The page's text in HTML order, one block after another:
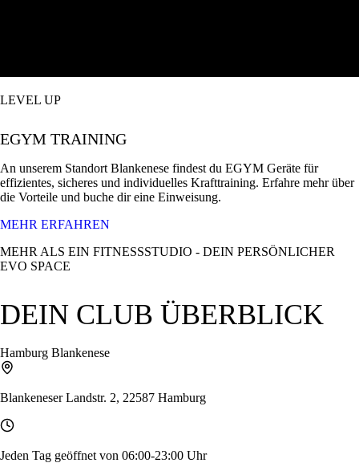
LEVEL UP
EGYM TRAINING
An unserem Standort Blankenese findest du EGYM Geräte für
effizientes, sicheres und individuelles Krafttraining. Erfahre mehr über
die Vorteile und buche dir eine Einweisung.
MEHR ERFAHREN
MEHR ALS EIN FITNESSSTUDIO - DEIN PERSÖNLICHER
EVO SPACE
DEIN CLUB ÜBERBLICK
Hamburg Blankenese
Blankeneser Landstr. 2, 22587 Hamburg
Jeden Tag geöffnet von 06:00-23:00 Uhr